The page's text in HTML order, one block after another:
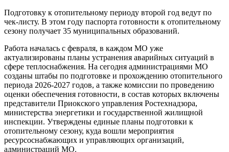
Подготовку к отопительному периоду второй год ведут по
чек-листу. В этом году паспорта готовности к отопительному
сезону получает 35 муниципальных образований.
Работа началась с февраля, в каждом МО уже
актуализированы планы устранения аварийных ситуаций в
сфере теплоснабжения. На сегодня администрациями МО
созданы штабы по подготовке и прохождению отопительного
периода 2026-2027 годов, а также комиссии по проведению
оценки обеспечения готовности, в состав которых включены
представители Приокского управления Ростехнадзора,
министерства энергетики и государственной жилищной
инспекции. Утверждены единые планы подготовки к
отопительному сезону, куда вошли мероприятия
ресурсоснабжающих и управляющих организаций,
администраций МО.